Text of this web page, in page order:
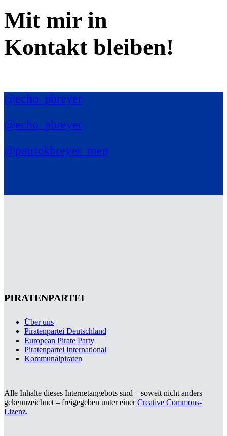
Mit mir in
Kontakt bleiben!
@echo_pbreyer
@echo_pbreyer
@patrickbreyer_mep
PIRATENPARTEI
Über uns
Piratenpartei Deutschland
European Pirate Party
Piratenpartei International
Kommunalpiraten
Alle Inhalte dieses Internetangebots sind – soweit nicht anders
gekennzeichnet – freigegeben unter einerCreative Commons-
Lizenz.